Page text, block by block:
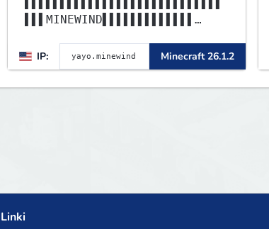
▌▌▌MINEWIND▌▌▌▌▌▌▌▌▌▌▌▌▌
▌▌▌▌▌▌▌▌▌▌▌▌▌▌▌▌▌▌▌▌▌▌▌▌
IP: Minecraft 26.1.2
Linki